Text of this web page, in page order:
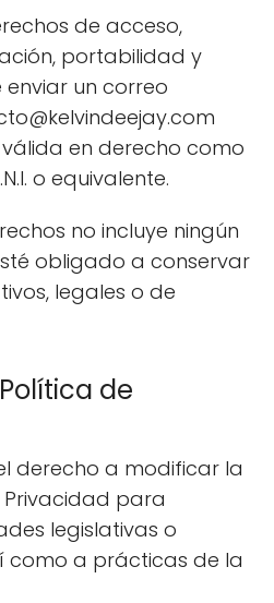
de acceso,
portabilidad y
enviar un correo
en derecho como
o equivalente.
no incluye ningún
obligado a conservar
legales o de
de
derecho a modificar la
para
legislativas o
como a prácticas de la